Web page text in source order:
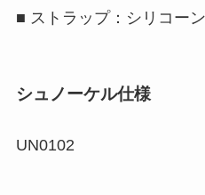
■ ストラップ：シリコーン
シュノーケル仕様
UN0102